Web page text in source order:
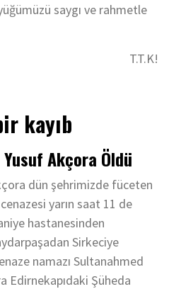
saygı ve rahmetle
T.T.K!
kayıb
Akçora Öldü
dün şehrimizde füceten
yarın saat 11 de
hastanesinden
Sirkeciye
namazı Sultanahmed
Edirnekapıdaki Şüheda